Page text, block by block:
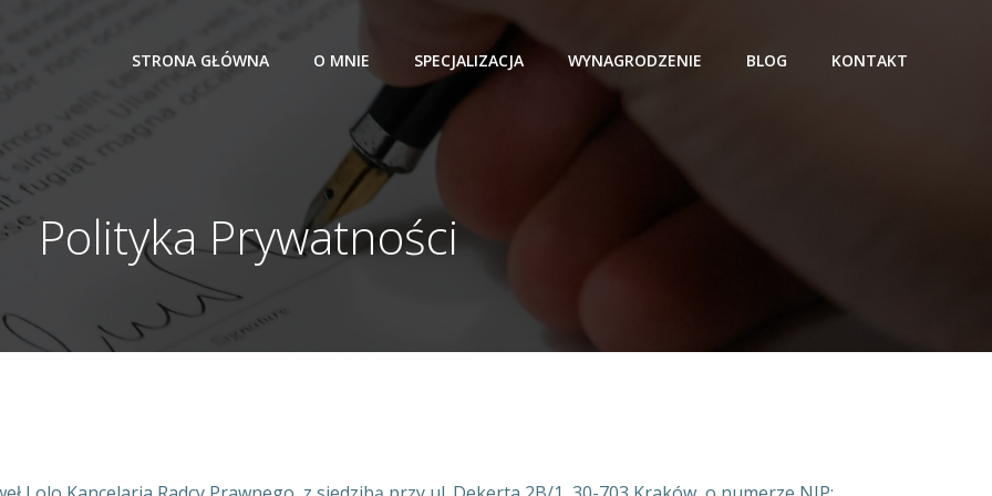
STRONA GŁÓWNA O MNIE SPECJALIZACJA WYNAGRODZENIE BLOG KONTAKT
Polityka Prywatności